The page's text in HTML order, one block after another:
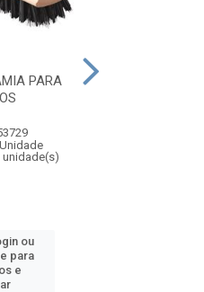
PARA
unidade(s)
ou
para
e